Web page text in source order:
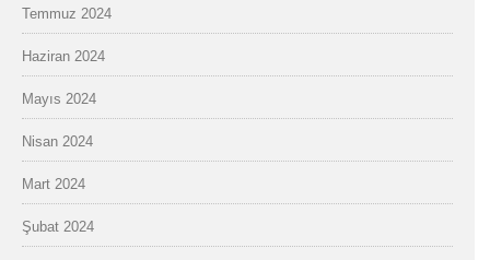
Temmuz 2024
Haziran 2024
Mayıs 2024
Nisan 2024
Mart 2024
Şubat 2024